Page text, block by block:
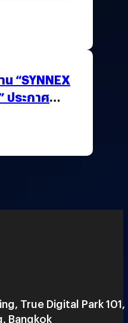
“SYNNEX
ประกาศ
True Digital Park 101,
Bangkok